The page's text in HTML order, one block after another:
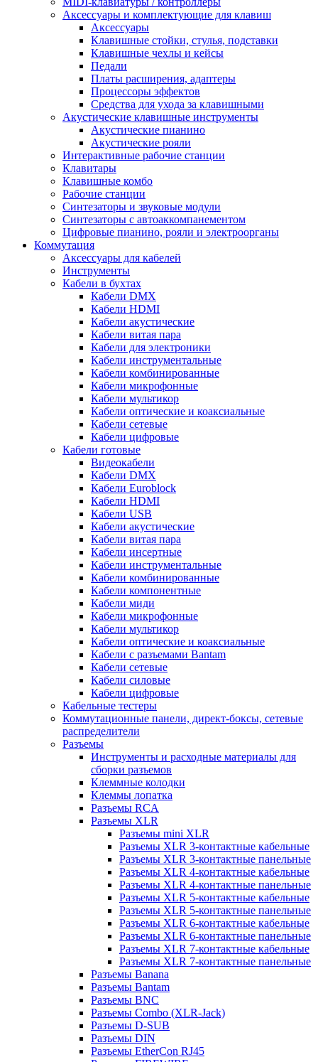
Аксессуары и комплектующие для клавиш
Аксессуары
Клавишные стойки, стулья, подставки
Клавишные чехлы и кейсы
Педали
Платы расширения, адаптеры
Процессоры эффектов
Средства для ухода за клавишными
Акустические клавишные инструменты
Акустические пианино
Акустические рояли
Интерактивные рабочие станции
Клавитары
Клавишные комбо
Рабочие станции
Синтезаторы и звуковые модули
Синтезаторы с автоаккомпанементом
Цифровые пианино, рояли и электроорганы
Коммутация
Аксессуары для кабелей
Инструменты
Кабели в бухтах
Кабели DMX
Кабели HDMI
Кабели акустические
Кабели витая пара
Кабели для электроники
Кабели инструментальные
Кабели комбинированные
Кабели микрофонные
Кабели мультикор
Кабели оптические и коаксиальные
Кабели сетевые
Кабели цифровые
Кабели готовые
Видеокабели
Кабели DMX
Кабели Euroblock
Кабели HDMI
Кабели USB
Кабели акустические
Кабели витая пара
Кабели инсертные
Кабели инструментальные
Кабели комбинированные
Кабели компонентные
Кабели миди
Кабели микрофонные
Кабели мультикор
Кабели оптические и коаксиальные
Кабели с разъемами Bantam
Кабели сетевые
Кабели силовые
Кабели цифровые
Кабельные тестеры
Коммутационные панели, директ-боксы, сетевые
распределители
Разъемы
Инструменты и расходные материалы для
сборки разъемов
Клеммные колодки
Клеммы лопатка
Разъемы RCA
Разъемы XLR
Разъемы mini XLR
Разъемы XLR 3-контактные кабельные
Разъемы XLR 3-контактные панельные
Разъемы XLR 4-контактные кабельные
Разъемы XLR 4-контактные панельные
Разъемы XLR 5-контактные кабельные
Разъемы XLR 5-контактные панельные
Разъемы XLR 6-контактные кабельные
Разъемы XLR 6-контактные панельные
Разъемы XLR 7-контактные кабельные
Разъемы XLR 7-контактные панельные
Разъемы Banana
Разъемы Bantam
Разъемы BNC
Разъемы Combo (XLR-Jack)
Разъемы D-SUB
Разъемы DIN
Разъемы EtherCon RJ45